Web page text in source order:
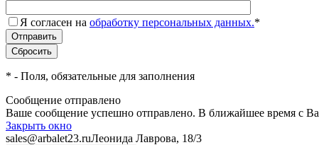
Я согласен на обработку персональных данных.*
* - Поля, обязательные для заполнения
Сообщение отправлено
Ваше сообщение успешно отправлено. В ближайшее время с
Закрыть окно
sales@arbalet23.ruЛеонида Лаврова, 18/3